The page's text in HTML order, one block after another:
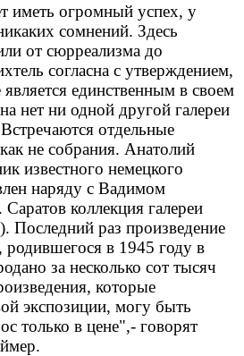
иметь огромный успех, у
сомнений. Здесь
от сюрреализма до
согласна с утверждением,
единственным в своем
нет ни одной другой галереи
отдельные
не собрания. Анатолий
известного немецкого
наряду с Вадимом
коллекция галереи
Последний раз произведение
родившегося в 1945 году в
за несколько сот тысяч
которые
экспозиции, могу быть
только в цене",- говорят